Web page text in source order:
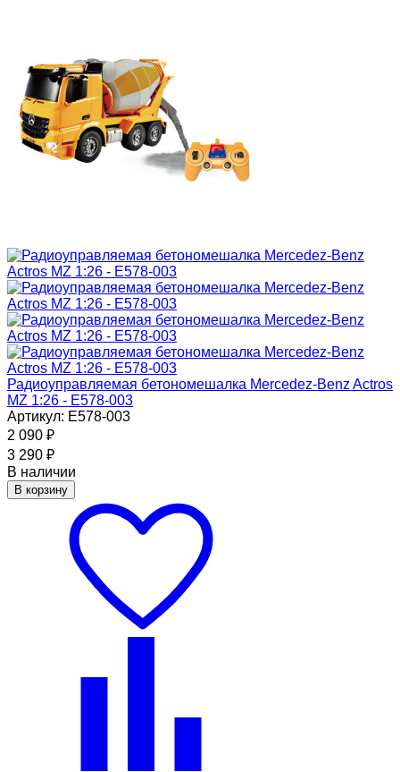
Радиоуправляемая бетономешалка Mercedez-Benz Actros
MZ 1:26 - E578-003
Артикул: E578-003
2 090 ₽
3 290 ₽
В наличии
В корзину